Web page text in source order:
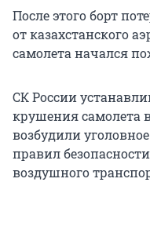
После этого борт
от казахстанского
самолета начался
СК России
крушения самолета
возбудили
правил
воздушного